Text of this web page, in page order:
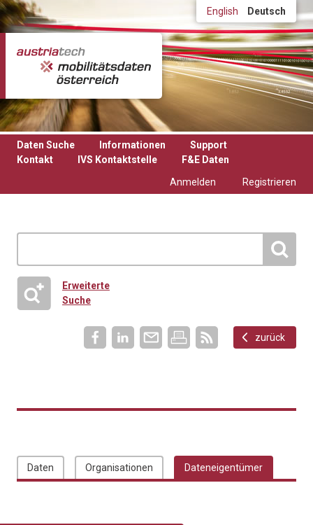
Direkt zum Inhalt English Deutsch
Daten Suche Informationen
Support
Kontakt
IVS Kontaktstelle
F&E Daten
Anmelden
Registrieren
Erweiterte
Suche
zurück
Daten Organisationen Dateneigentümer